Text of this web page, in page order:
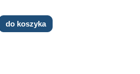
do koszyka